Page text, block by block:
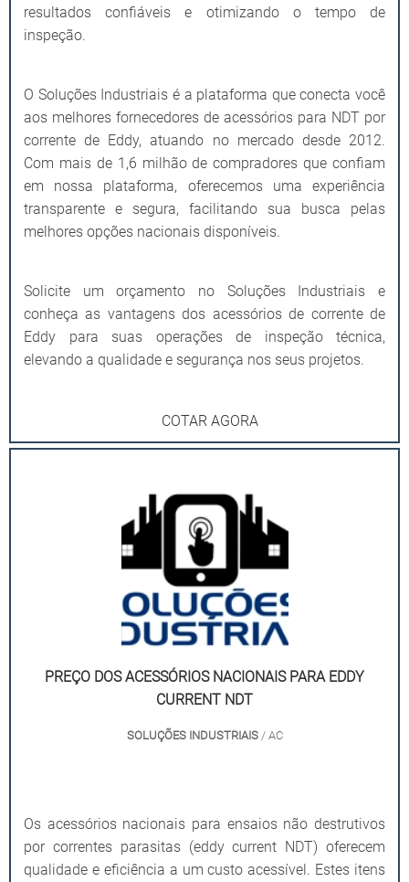
resultados confiáveis e otimizando o tempo de
inspeção.
O Soluções Industriais é a plataforma que conecta você
aos melhores fornecedores de acessórios para NDT por
corrente de Eddy, atuando no mercado desde 2012.
Com mais de 1,6 milhão de compradores que confiam
em nossa plataforma, oferecemos uma experiência
transparente e segura, facilitando sua busca pelas
melhores opções nacionais disponíveis.
Solicite um orçamento no Soluções Industriais e
conheça as vantagens dos acessórios de corrente de
Eddy para suas operações de inspeção técnica,
elevando a qualidade e segurança nos seus projetos.
COTAR AGORA
PREÇO DOS ACESSÓRIOS NACIONAIS PARA EDDY
CURRENT NDT
SOLUÇÕES INDUSTRIAIS/ AC
Os acessórios nacionais para ensaios não destrutivos
por correntes parasitas (eddy current NDT) oferecem
qualidade e eficiência a um custo acessível. Estes itens